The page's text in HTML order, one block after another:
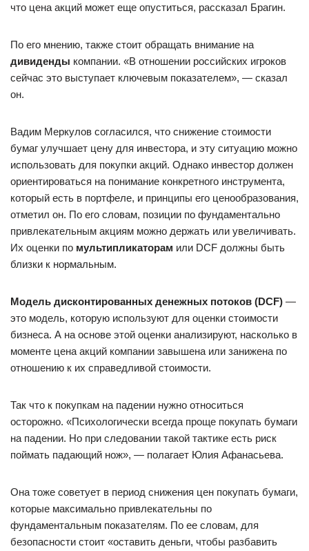
что цена акций может еще опуститься, рассказал Брагин.
По его мнению, также стоит обращать внимание на
дивиденды компании. «В отношении российских игроков
сейчас это выступает ключевым показателем», — сказал
он.
Вадим Меркулов согласился, что снижение стоимости
бумаг улучшает цену для инвестора, и эту ситуацию можно
использовать для покупки акций. Однако инвестор должен
ориентироваться на понимание конкретного инструмента,
который есть в портфеле, и принципы его ценообразования,
отметил он. По его словам, позиции по фундаментально
привлекательным акциям можно держать или увеличивать.
Их оценки по мультипликаторам или DCF должны быть
близки к нормальным.
Модель дисконтированных денежных потоков (DCF) —
это модель, которую используют для оценки стоимости
бизнеса. А на основе этой оценки анализируют, насколько в
моменте цена акций компании завышена или занижена по
отношению к их справедливой стоимости.
Так что к покупкам на падении нужно относиться
осторожно. «Психологически всегда проще покупать бумаги
на падении. Но при следовании такой тактике есть риск
поймать падающий нож», — полагает Юлия Афанасьева.
Она тоже советует в период снижения цен покупать бумаги,
которые максимально привлекательны по
фундаментальным показателям. По ее словам, для
безопасности стоит «оставить деньги, чтобы разбавить